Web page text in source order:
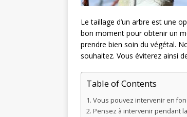
Le taillage d’un arbre est une
bon moment pour obtenir un
prendre bien soin du végétal.
souhaitez. Vous éviterez ainsi
Table of Contents
Vous pouvez intervenir en
Pensez à intervenir pendant